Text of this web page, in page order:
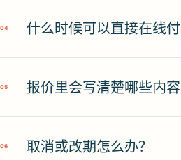
04 什么时候可以直接在线付
05 报价里会写清楚哪些内容
06 取消或改期怎么办？